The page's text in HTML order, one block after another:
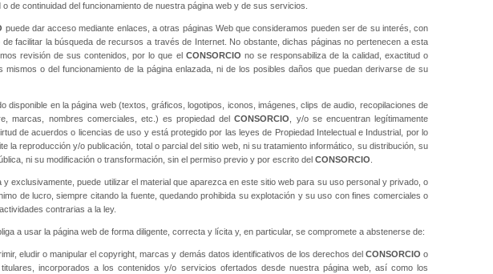
o de continuidad del funcionamiento de nuestra página web y de sus servicios.
puede dar acceso mediante enlaces, a otras páginas Web que consideramos pueden ser de su interés, con
de facilitar la búsqueda de recursos a través de Internet. No obstante, dichas páginas no pertenecen a esta
revisión de sus contenidos, por lo que el CONSORCIO no se responsabiliza de la calidad, exactitud o
mismos o del funcionamiento de la página enlazada, ni de los posibles daños que puedan derivarse de su
disponible en la página web (textos, gráficos, logotipos, iconos, imágenes, clips de audio, recopilaciones de
marcas, nombres comerciales, etc.) es propiedad delCONSORCIO
, y/o se encuentran legítimamente
de acuerdos o licencias de uso y está protegido por las leyes de Propiedad Intelectual e Industrial, por lo
la reproducción y/o publicación, total o parcial del sitio web, ni su tratamiento informático, su distribución, su
ni su modificación o transformación, sin el permiso previo y por escrito del CONSORCIO
y exclusivamente, puede utilizar el material que aparezca en este sitio web para su uso personal y privado, o
de lucro, siempre citando la fuente, quedando prohibida su explotación y su uso con fines comerciales o
contrarias a la ley.
a usar la página web de forma diligente, correcta y lícita y, en particular, se compromete a abstenerse de:
eludir o manipular el copyright, marcas y demás datos identificativos de los derechos delCONSORCIO o
incorporados a los contenidos y/o servicios ofertados desde nuestra página web, así como los